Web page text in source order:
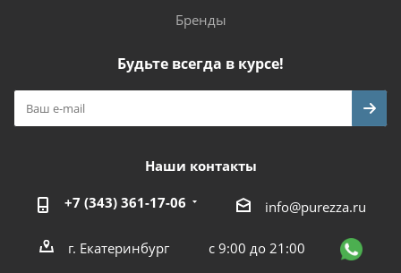
Бренды
Будьте всегда в курсе!
Наши контакты
+7 (343) 361-17-06 info@purezza.ru
г. Екатеринбург с 9:00 до 21:00